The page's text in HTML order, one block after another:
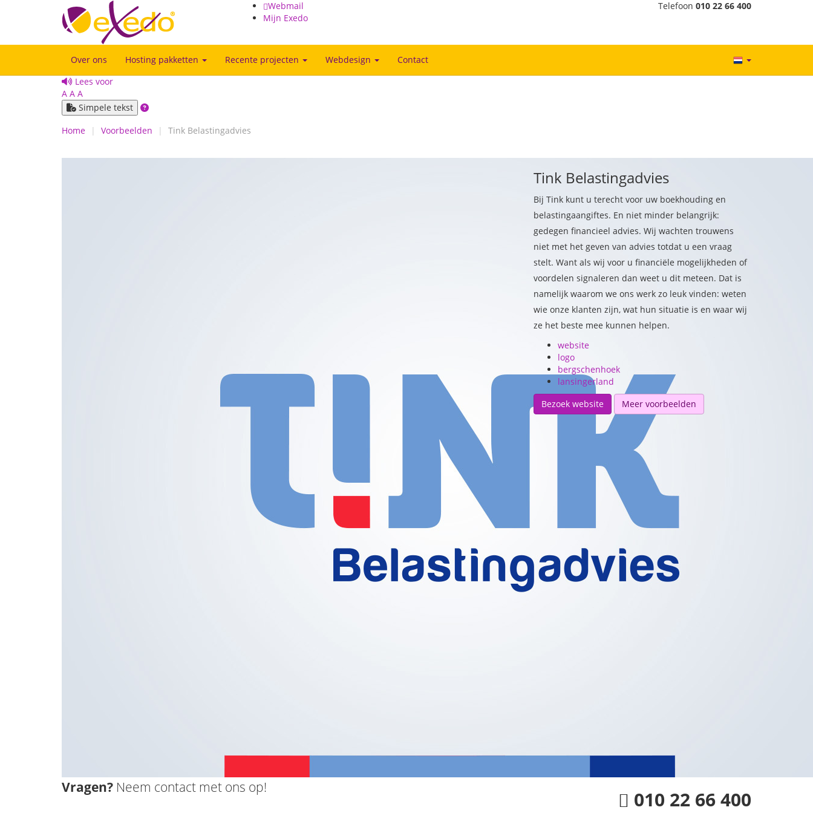
Telefoon 010 22 66 400
Webmail
Mijn Exedo
Over ons Hosting pakketten Recente projecten Webdesign
Contact
Lees voor
A A A
Simpele tekst
Home
Voorbeelden Tink Belastingadvies
Tink Belastingadvies
Bij Tink kunt u terecht voor uw boekhouding en
belastingaangiftes. En niet minder belangrijk:
gedegen financieel advies. Wij wachten trouwens
niet met het geven van advies totdat u een vraag
stelt. Want als wij voor u financiële mogelijkheden of
voordelen signaleren dan weet u dit meteen. Dat is
namelijk waarom we ons werk zo leuk vinden: weten
wie onze klanten zijn, wat hun situatie is en waar wij
ze het beste mee kunnen helpen.
website
logo
bergschenhoek
lansingerland
Bezoek website
Meer voorbeelden
Vragen? Neem contact met ons op! 010 22 66 400